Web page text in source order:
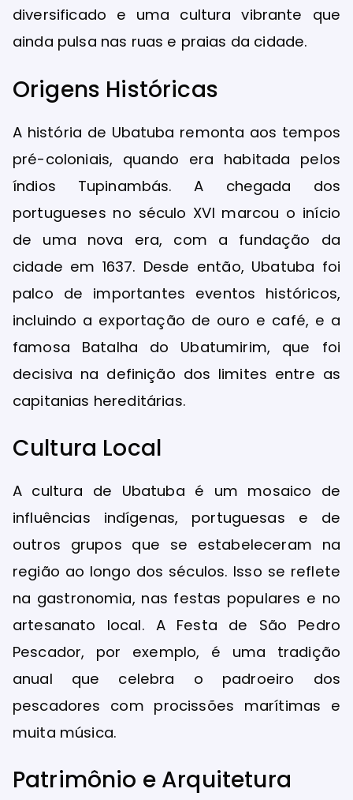
diversificado e uma cultura vibrante que
ainda pulsa nas ruas e praias da cidade.
Origens Históricas
A história de Ubatuba remonta aos tempos
pré-coloniais, quando era habitada pelos
índios Tupinambás. A chegada dos
portugueses no século XVI marcou o início
de uma nova era, com a fundação da
cidade em 1637. Desde então, Ubatuba foi
palco de importantes eventos históricos,
incluindo a exportação de ouro e café, e a
famosa Batalha do Ubatumirim, que foi
decisiva na definição dos limites entre as
capitanias hereditárias.
Cultura Local
A cultura de Ubatuba é um mosaico de
influências indígenas, portuguesas e de
outros grupos que se estabeleceram na
região ao longo dos séculos. Isso se reflete
na gastronomia, nas festas populares e no
artesanato local. A Festa de São Pedro
Pescador, por exemplo, é uma tradição
anual que celebra o padroeiro dos
pescadores com procissões marítimas e
muita música.
Patrimônio e Arquitetura